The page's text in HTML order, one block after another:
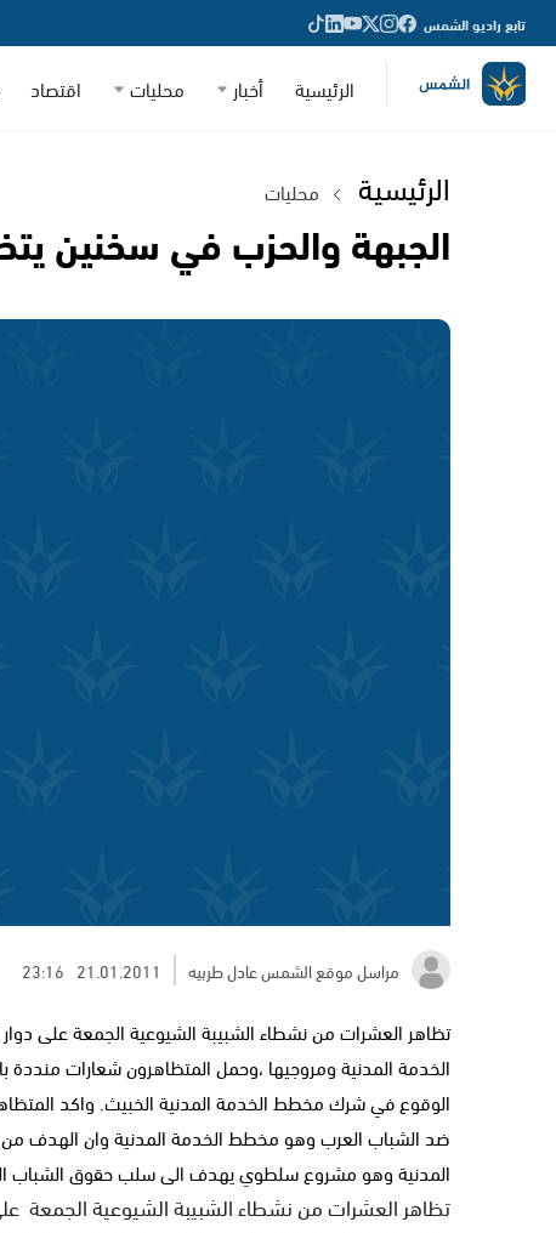
تابع راديو الشمس
الرئيسية أخبار محليات اقتصاد
الرئيسية محليات
الجبهة والحزب في سخنين
مراسل موقع الشمس عادل طربيه 21.01.2011
23:16
تظاهر العشرات من نشطاء الشبيبة الشيوعية الجمعة على
الخدمة المدنية ومروجيها ،وحمل المتظاهرون شعارات منددة
الوقوع في شرك مخطط الخدمة المدنية الخبيث. واكد
ضد الشباب العرب وهو مخطط الخدمة المدنية وان الهدف من
المدنية وهو مشروع سلطوي يهدف الى سلب حقوق الشباب
تظاهر العشرات من نشطاء الشبيبة الشيوعية الجمعة